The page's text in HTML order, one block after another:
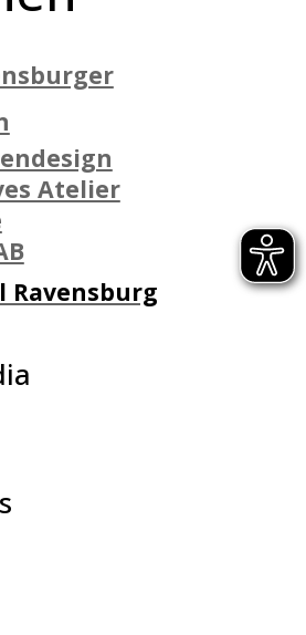
Atelier
Ravensburg